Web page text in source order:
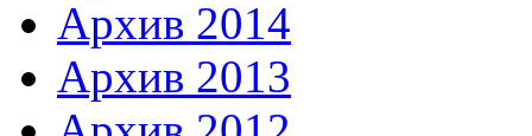
Архив 2014
Архив 2013